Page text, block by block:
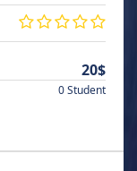
20$
0 Student